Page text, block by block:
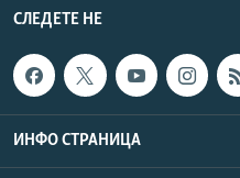
СЛЕДЕТЕ НЕ
ИНФО СТРАНИЦА